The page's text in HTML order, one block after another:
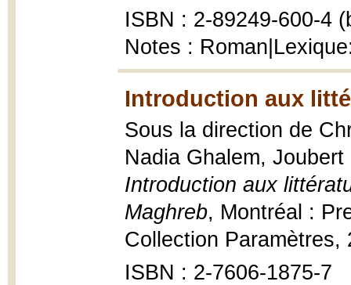
ISBN : 2-89249-600-4
Notes :
Introduction aux
Sous la direction de
Nadia Ghalem,
Introduction aux
Maghreb, Montréal :
Collection
ISBN : 2-7606-1875-7